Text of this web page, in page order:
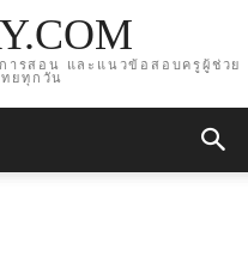
ารสอน และแนวข้อสอบครูผู้ช่วย
ยทุกวัน